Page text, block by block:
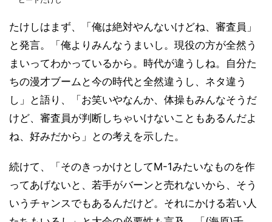
たけしはまず、「俺は絶対やんないけどね、審査員」
と発言。「俺よりみんなうまいし。現役の方が全然う
まいってわかっているから。時代が違うしね。自分た
ちの漫才ブームと今の時代と全然違うし、ネタ違う
し」と語り、「お笑いやなんか、体操もみんなそうだ
けど、審査員が判断しちゃいけないこともあるんだよ
ね、好みだから」との考えを示した。
続けて、「そのきっかけとしてM-1みたいなものを作
ってあげないと、若手がバーンと売れないから、そう
いうチャンスでもあるんだけど。それにかける若い人